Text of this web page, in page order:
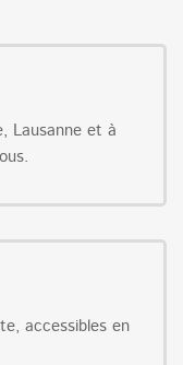
Lausanne et à
accessibles en